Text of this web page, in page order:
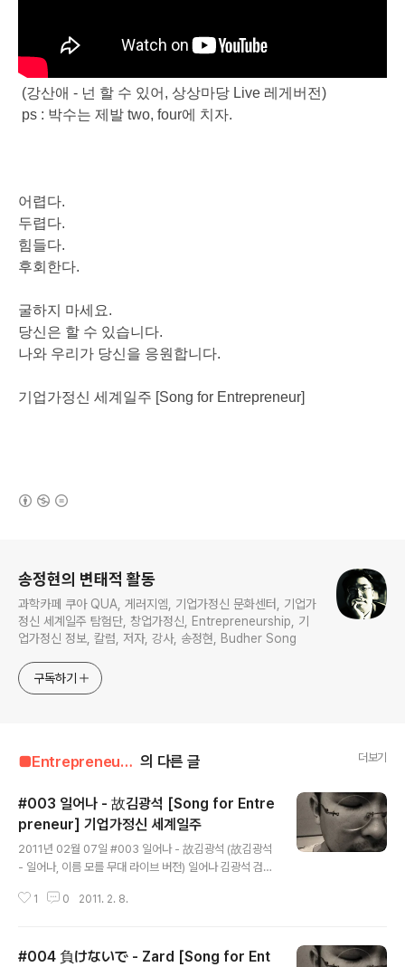
(강산애 - 넌 할 수 있어, 상상마당 Live 레게버전)
ps : 박수는 제발 two, four에 치자.
어렵다.
두렵다.
힘들다.
후회한다.
굴하지 마세요.
당신은 할 수 있습니다.
나와 우리가 당신을 응원합니다.
기업가정신 세계일주 [Song for Entrepreneur]
송정현의 변태적 활동
과학카페 쿠아 QUA, 게러지엠, 기업가정신 문화센터, 기업가
정신 세계일주 탐험단, 창업가정신, Entrepreneurship, 기
업가정신 정보, 칼럼, 저자, 강사, 송정현, Budher Song
구독하기
■Entrepreneur■■■/Entrepreneur's Song 의 다른 글 더보기
#003 일어나 - 故김광석 [Song for Entre
preneur] 기업가정신 세계일주
2011년 02월 07일 #003 일어나 - 故김광석 (故김광석
- 일어나, 이름 모를 무대 라이브 버전) 일어나 김광석 검은
나 어디에 있을까? 둘러봐도 소용없었지 인생이란 강물 위
는거야 일어나 일어나 봄의 새싹들처럼 끝이없는 날들 속
1 0 2011. 2. 8.
#004 負けないで - Zard [Song for Ent